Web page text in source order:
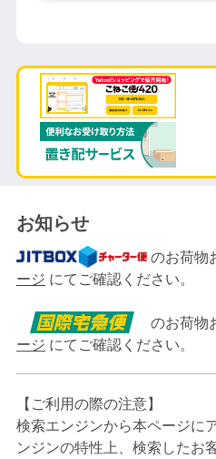
お知らせ
のお荷物
ージ にてご確認ください。
のお荷物
ージ にてご確認ください。
【ご利用の際の注意】
検索エンジンから本ページに
ンジンの特性上、検索したお